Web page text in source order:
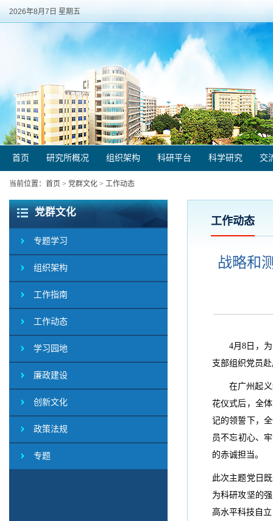
2026年8月7日 星期五
首页 研究所概况 组织架构 科研平台 科学研究 交
当前位置： 首页 > 党群文化 > 工作动态
党群文化
专题学习
组织架构
工作指南
工作动态
学习园地
廉政建设
创新文化
政策法规
专题
工作动态
战略和
4月8日，
支部组织党员
在广州起
花仪式后，全
记的领誓下，
员不忘初心、
的赤诚担当。
此次主题党日
为科研攻坚的
高水平科技自